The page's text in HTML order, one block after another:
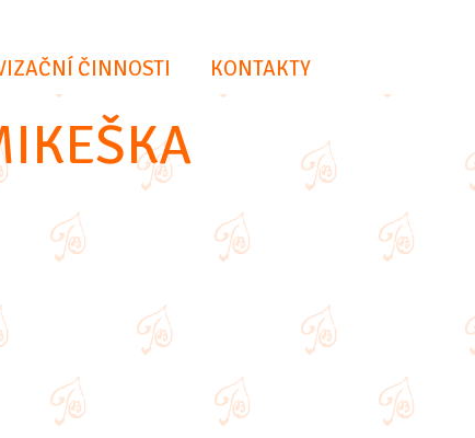
ČINNOSTI KONTAKTY